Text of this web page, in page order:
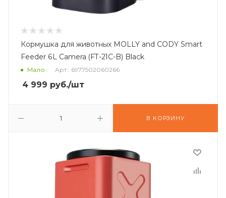
Кормушка для животных MOLLY and CODY Smart
Feeder 6L Camera (FT-21C-B) Black
Мало Арт.: 6977502060266
4 999 руб./шт
В КОРЗИНУ